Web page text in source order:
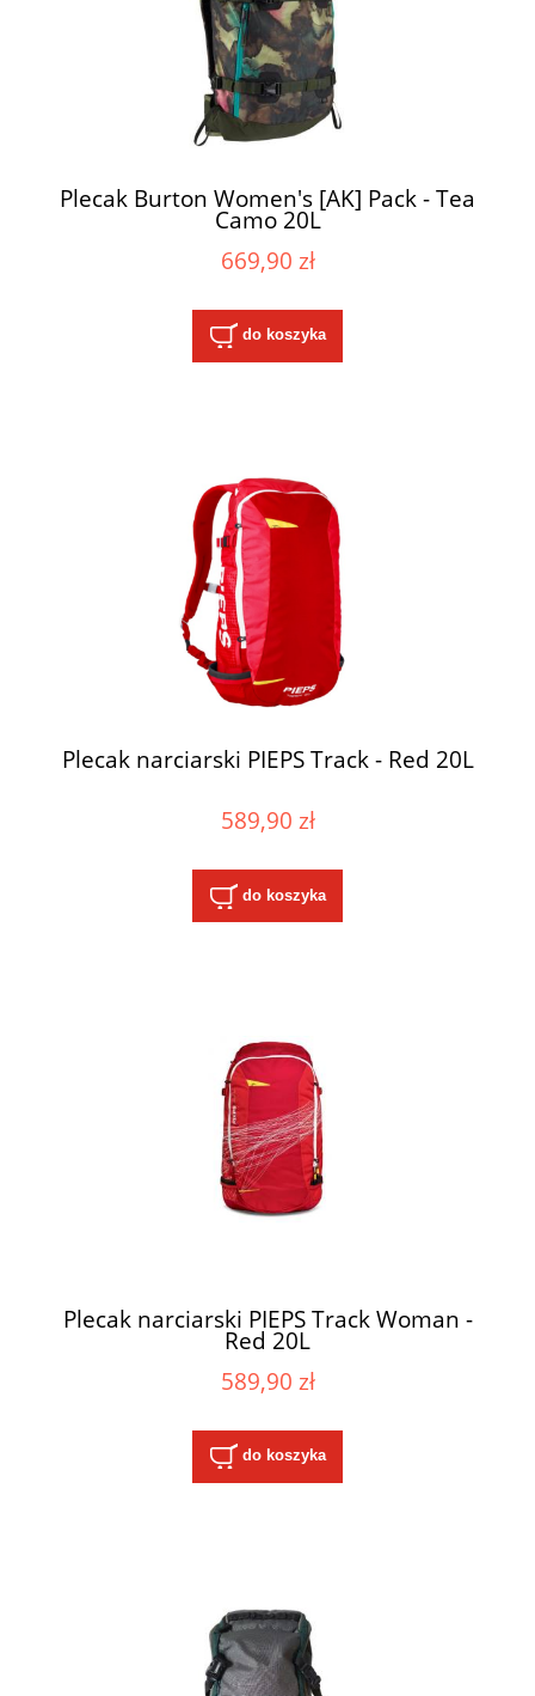
Plecak Burton Women's [AK] Pack - Tea
Camo 20L
669,90 zł
do koszyka
Plecak narciarski PIEPS Track - Red 20L
589,90 zł
do koszyka
Plecak narciarski PIEPS Track Woman -
Red 20L
589,90 zł
do koszyka